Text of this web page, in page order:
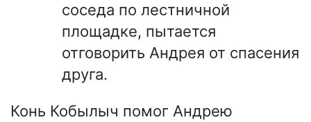
соседа по лестничной
площадке, пытается
отговорить Андрея от спасения
друга.
Конь Кобылыч помог Андрею